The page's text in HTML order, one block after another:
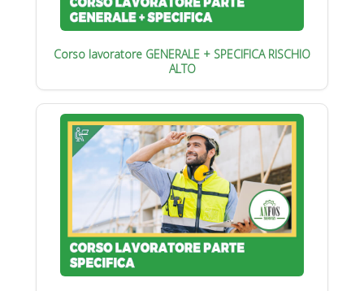
Corso lavoratore GENERALE + SPECIFICA RISCHIO
ALTO